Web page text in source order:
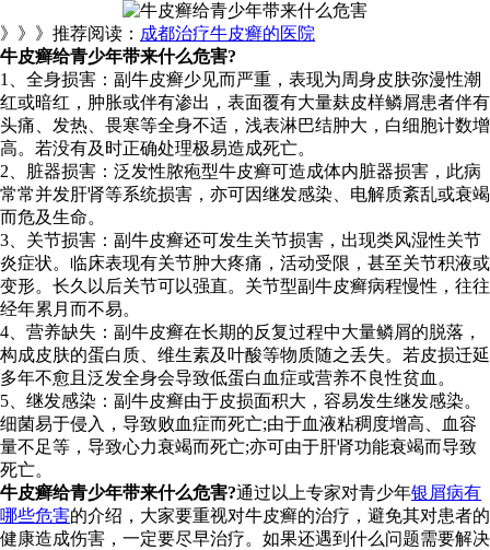
》》》推荐阅读： 成都治疗牛皮癣的医院
牛皮癣给青少年带来什么危害?
1、全身损害：副牛皮癣少见而严重，表现为周身皮肤弥漫性潮
红或暗红，肿胀或伴有渗出，表面覆有大量麸皮样鳞屑患者伴有
头痛、发热、畏寒等全身不适，浅表淋巴结肿大，白细胞计数增
高。若没有及时正确处理极易造成死亡。
2、脏器损害：泛发性脓疱型牛皮癣可造成体内脏器损害，此病
常常并发肝肾等系统损害，亦可因继发感染、电解质紊乱或衰竭
而危及生命。
3、关节损害：副牛皮癣还可发生关节损害，出现类风湿性关节
炎症状。临床表现有关节肿大疼痛，活动受限，甚至关节积液或
变形。长久以后关节可以强直。关节型副牛皮癣病程慢性，往往
经年累月而不易。
4、营养缺失：副牛皮癣在长期的反复过程中大量鳞屑的脱落，
构成皮肤的蛋白质、维生素及叶酸等物质随之丢失。若皮损迁延
多年不愈且泛发全身会导致低蛋白血症或营养不良性贫血。
5、继发感染：副牛皮癣由于皮损面积大，容易发生继发感染。
细菌易于侵入，导致败血症而死亡;由于血液粘稠度增高、血容
量不足等，导致心力衰竭而死亡;亦可由于肝肾功能衰竭而导致
死亡。
牛皮癣给青少年带来什么危害?通过以上专家对青少年银屑病有
哪些危害的介绍，大家要重视对牛皮癣的治疗，避免其对患者的
健康造成伤害，一定要尽早治疗。如果还遇到什么问题需要解决